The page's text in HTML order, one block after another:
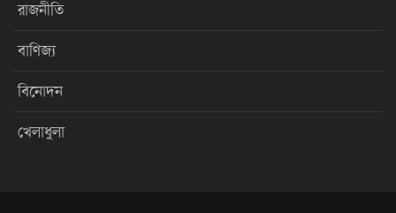
রাজনীতি
বাণিজ্য
বিনোদন
খেলাধুলা